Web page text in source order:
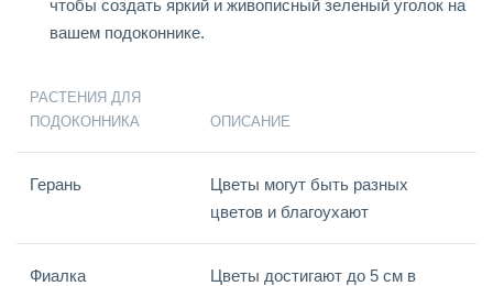
чтобы создать яркий и живописный зеленый уголок на
вашем подоконнике.
РАСТЕНИЯ ДЛЯ
ПОДОКОННИКА
ОПИСАНИЕ
Герань
Цветы могут быть разных
цветов и благоухают
Фиалка
Цветы достигают до 5 см в